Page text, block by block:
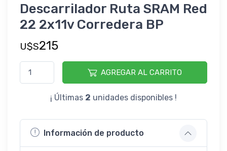
Descarrilador Ruta SRAM Red
22 2x11v Corredera BP
U$S215
AGREGAR AL CARRITO
¡ Últimas 2 unidades disponibles !
Información de producto